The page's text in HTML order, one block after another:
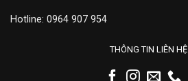
Hotline: 0964 907 954
THÔNG TIN LIÊN HỆ